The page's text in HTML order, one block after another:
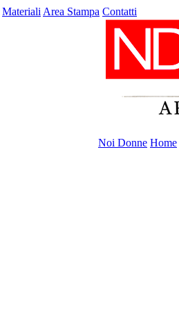
Materiali Area Stampa Contatti
Noi Donne Home